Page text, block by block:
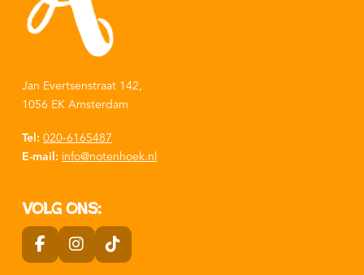
Jan Evertsenstraat 142,
1056 EK Amsterdam
Tel: 020-6165487
E-mail: info@notenhoek.nl
Volg ons: